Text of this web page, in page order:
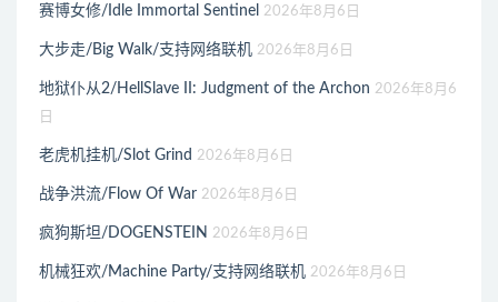
赛博女修/Idle Immortal Sentinel 2026年8月6日
大步走/Big Walk/支持网络联机 2026年8月6日
地狱仆从2/HellSlave II: Judgment of the Archon 2026年8月6
日
老虎机挂机/Slot Grind 2026年8月6日
战争洪流/Flow Of War 2026年8月6日
疯狗斯坦/DOGENSTEIN 2026年8月6日
机械狂欢/Machine Party/支持网络联机 2026年8月6日